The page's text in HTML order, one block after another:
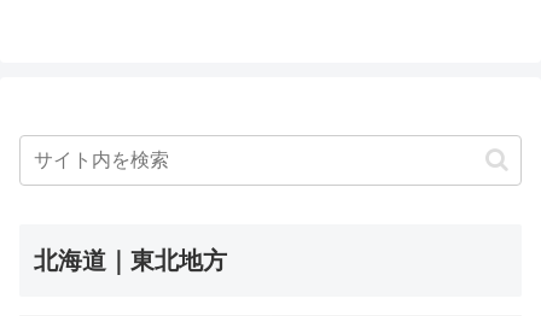
北海道｜東北地方